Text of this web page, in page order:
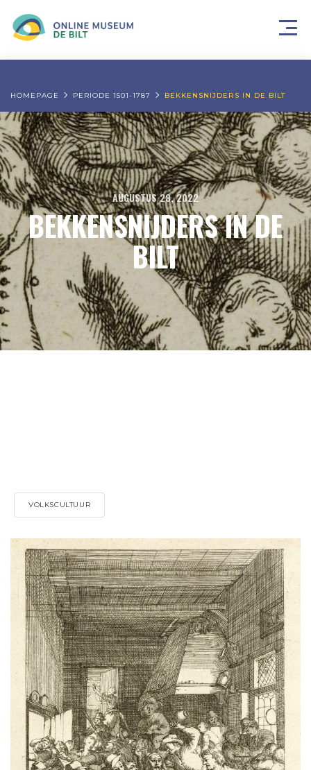
HOMEPAGE PERIODE 1501-1787 BEKKENSNIJDERS IN DE BILT
AUGUSTUS 28, 2022
BEKKENSNIJDERS IN DE
BILT
VOLKSCULTUUR